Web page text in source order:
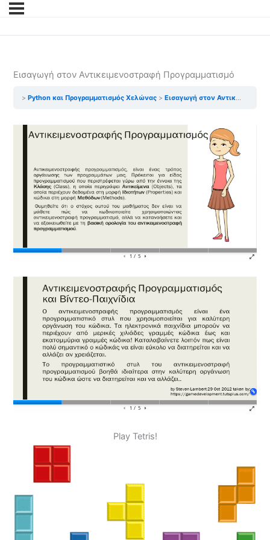
Εισαγωγή στον Αντικειμενοστραφή Προγραμματισμό
Python και Προγραμματισμός Χελώνας Εισαγωγή στον Αντικειμενοστραφή Προγραμματισμό
Play Tetris!